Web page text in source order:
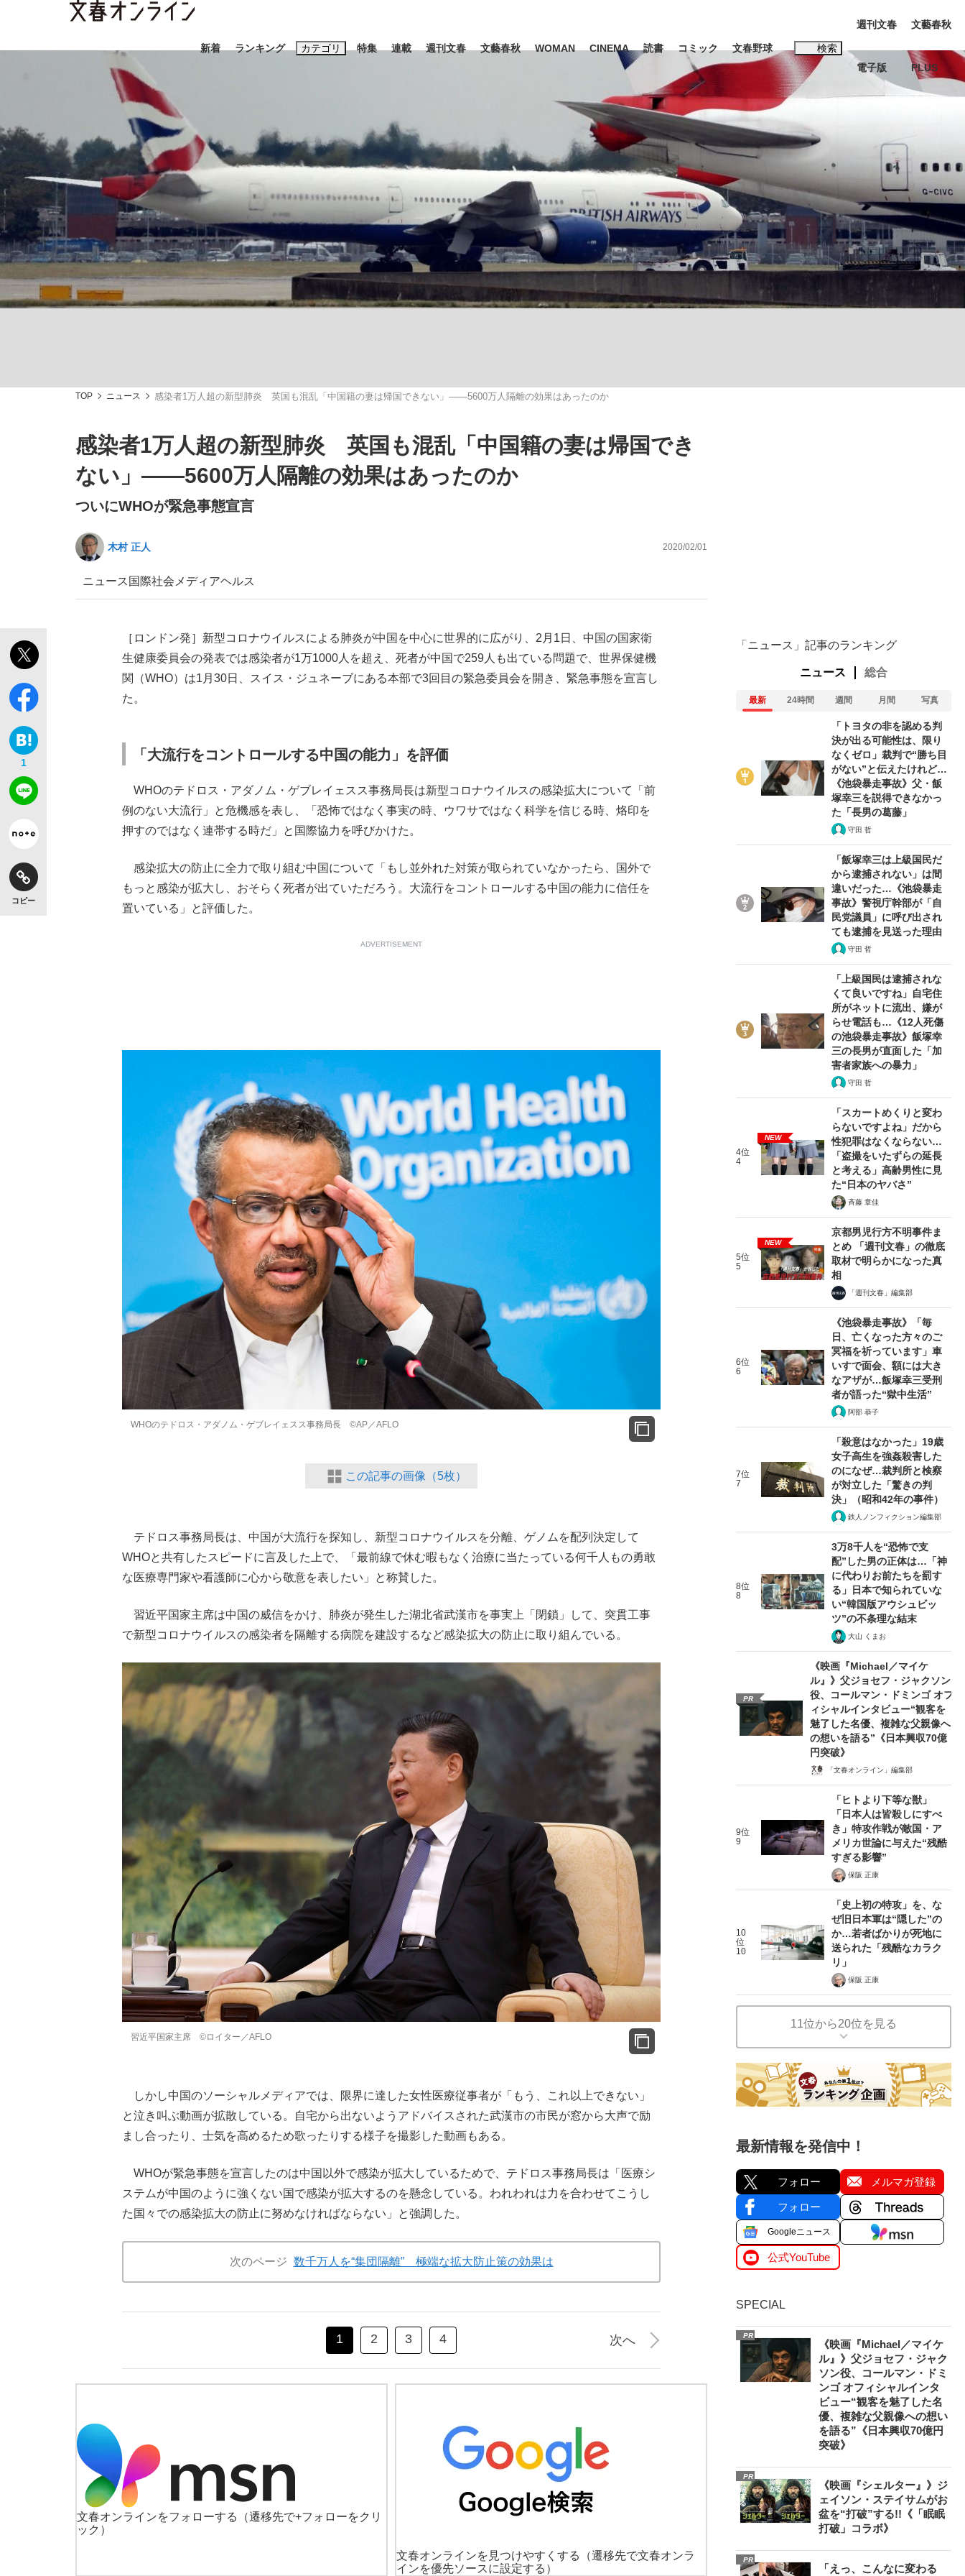
新着 ランキング カテゴリ
インタビュー
「善か悪かはどちらでもいい」リアル『九条の大罪』弁護士が明かすトク... 「キオクシアの投資の桁は一つ多くてもいい」時価総額が一時トヨタ超え...
《VIVANT》頼れる相棒・ドラムが認めた“照ノ富士に激怒され... 《BTS厳戒トーキョー滞在記》RM→渋谷で飲み会、JIN→伊豆の...
特集
終戦から81年 日本生まれのK-POPアイドルたち
私のあのとき、私のいま
もっと見る
連載 週刊文春 文藝春秋 WOMAN CINEMA 読書 コミック 文春野球 検索
おすすめのキーワードタグ一覧
#森岡毅 #城彰二 #内田有紀
#松田聖子
#玉木雄一郎
#亀和田武
週刊文春
電子版
文藝春秋
PLUS
TOP ニュース 感染者1万人超の新型肺炎 英国も混乱「中国籍の妻は帰国できない」――5600万人隔離の効果はあったのか
感染者1万人超の新型肺炎 英国も混乱「中国籍の妻は帰国でき
ない」――5600万人隔離の効果はあったのか
ついにWHOが緊急事態宣言
木村 正人 2020/02/01
ニュース 国際社会 メディアヘルス
1
コピー
［ロンドン発］新型コロナウイルスによる肺炎が中国を中心に世界的に広がり、2月1日、中国の国家衛
生健康委員会の発表では感染者が1万1000人を超え、死者が中国で259人も出ている問題で、世界保健機
関（WHO）は1月30日、スイス・ジュネーブにある本部で3回目の緊急委員会を開き、緊急事態を宣言し
た。
「大流行をコントロールする中国の能力」を評価
WHOのテドロス・アダノム・ゲブレイェスス事務局長は新型コロナウイルスの感染拡大について「前
例のない大流行」と危機感を表し、「恐怖ではなく事実の時、ウワサではなく科学を信じる時、烙印を
押すのではなく連帯する時だ」と国際協力を呼びかけた。
感染拡大の防止に全力で取り組む中国について「もし並外れた対策が取られていなかったら、国外で
もっと感染が拡大し、おそらく死者が出ていただろう。大流行をコントロールする中国の能力に信任を
置いている」と評価した。
ADVERTISEMENT
WHOのテドロス・アダノム・ゲブレイェスス事務局長 ©AP／AFLO
この記事の画像（5枚）
テドロス事務局長は、中国が大流行を探知し、新型コロナウイルスを分離、ゲノムを配列決定して
WHOと共有したスピードに言及した上で、「最前線で休む暇もなく治療に当たっている何千人もの勇敢
な医療専門家や看護師に心から敬意を表したい」と称賛した。
習近平国家主席は中国の威信をかけ、肺炎が発生した湖北省武漢市を事実上「閉鎖」して、突貫工事
で新型コロナウイルスの感染者を隔離する病院を建設するなど感染拡大の防止に取り組んでいる。
習近平国家主席 ©ロイター／AFLO
しかし中国のソーシャルメディアでは、限界に達した女性医療従事者が「もう、これ以上できない」
と泣き叫ぶ動画が拡散している。自宅から出ないようアドバイスされた武漢市の市民が窓から大声で励
まし合ったり、士気を高めるため歌ったりする様子を撮影した動画もある。
WHOが緊急事態を宣言したのは中国以外で感染が拡大しているためで、テドロス事務局長は「医療シ
ステムが中国のように強くない国で感染が拡大するのを懸念している。われわれは力を合わせてこうし
た国々での感染拡大の防止に努めなければならない」と強調した。
次のページ 数千万人を“集団隔離” 極端な拡大防止策の効果は
1 2 3 4 次へ
文春オンラインをフォローする
（遷移先で+フォローをクリ
ック）
文春オンラインを見つけやすくする
（遷移先で文春オンラ
インを優先ソースに設定する）
「ニュース」記事のランキング
ニュース 総合
最新 24時間 週間 月間 写真
「トヨタの非を認める判
決が出る可能性は、限り
なくゼロ」裁判で“勝ち目
がない”と伝えたけれど…
《池袋暴走事故》父・飯
塚幸三を説得できなかっ
た「長男の葛藤」
守田 哲
「飯塚幸三は上級国民だ
から逮捕されない」は間
違いだった…《池袋暴走
事故》警視庁幹部が「自
民党議員」に呼び出され
ても逮捕を見送った理由
守田 哲
「上級国民は逮捕されな
くて良いですね」自宅住
所がネットに流出、嫌が
らせ電話も…《12人死傷
の池袋暴走事故》飯塚幸
三の長男が直面した「加
害者家族への暴力」
守田 哲
4位
4
NEW
「スカートめくりと変わ
らないですよね」だから
性犯罪はなくならない…
「盗撮をいたずらの延長
と考える」高齢男性に見
た“日本のヤバさ”
斉藤 章佳
5位
5
NEW
京都男児行方不明事件ま
とめ 「週刊文春」の徹底
取材で明らかになった真
相
「週刊文春」編集部
6位
6
《池袋暴走事故》「毎
日、亡くなった方々のご
冥福を祈っています」車
いすで面会、額には大き
なアザが…飯塚幸三受刑
者が語った“獄中生活”
阿部 恭子
7位
7
「殺意はなかった」19歳
女子高生を強姦殺害した
のになぜ…裁判所と検察
が対立した「驚きの判
決」（昭和42年の事件）
鉄人ノンフィクション編集部
8位
8
3万8千人を“恐怖で支
配”した男の正体は…「神
に代わりお前たちを罰す
る」日本で知られていな
い“韓国版アウシュビッ
ツ”の不条理な結末
大山 くまお
PR
《映画『Michael／マイケ
ル』》父ジョセフ・ジャクソン
役、コールマン・ドミンゴ オフ
ィシャルインタビュー“観客を
魅了した名優、複雑な父親像へ
の想いを語る”《日本興収70億
円突破》
「文春オンライン」編集部
9位
9
「ヒトより下等な獣」
「日本人は皆殺しにすべ
き」特攻作戦が敵国・ア
メリカ世論に与えた“残酷
すぎる影響”
保阪 正康
10
位
10
「史上初の特攻」を、な
ぜ旧日本軍は“隠した”の
か…若者ばかりが死地に
送られた「残酷なカラク
リ」
保阪 正康
11位から20位を見る
最新情報を発信中！
フォロー メルマガ登録
フォロー
Googleニュース
公式YouTube
SPECIAL
PR
《映画『Michael／マイケ
ル』》父ジョセフ・ジャク
ソン役、コールマン・ドミ
ンゴ オフィシャルインタ
ビュー“観客を魅了した名
優、複雑な父親像への想い
を語る”《日本興収70億円
突破》
PR
《映画『シェルター』》ジ
ェイソン・ステイサムがお
盆を“打破”する!!《「眠眠
打破」コラボ》
PR
「えっ、こんなに変わる